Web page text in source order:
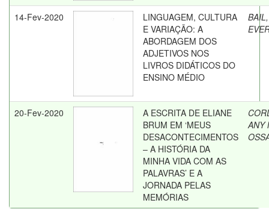
14-Fev-2020
LINGUAGEM, CULTURA
E VARIAÇÃO: A
ABORDAGEM DOS
ADJETIVOS NOS
LIVROS DIDÁTICOS DO
ENSINO MÉDIO
BAIL,
20-Fev-2020
A ESCRITA DE ELIANE
BRUM EM ‘MEUS
DESACONTECIMENTOS
– A HISTÓRIA DA
MINHA VIDA COM AS
PALAVRAS’ E A
JORNADA PELAS
MEMÓRIAS
ANY